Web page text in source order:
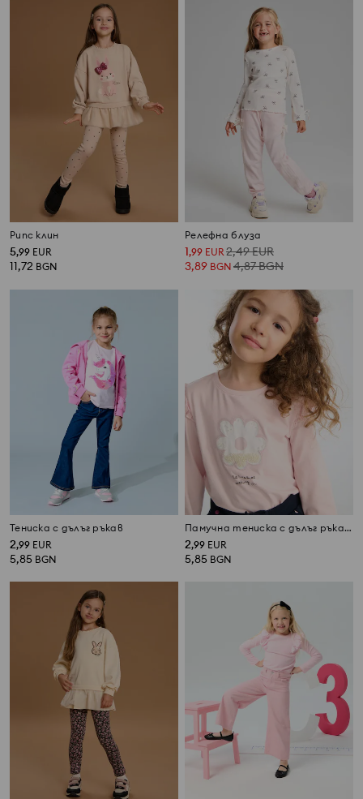
Рипс клин
5,99 EUR
11,72 BGN
Релефна блуза
1,99 EUR2,49EUR
3,89 BGN 4,87BGN
Тениска с дълъг ръкав
2,99 EUR
5,85 BGN
Памучна тениска с дълъг ръкав с лъскав флорален принт и волани
2,99 EUR
5,85 BGN